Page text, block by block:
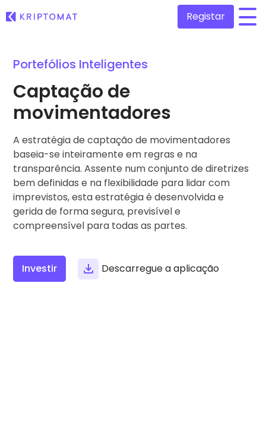
Todos os preços
Principais Ganhadores & Perdedores
Procure oportunidades de investimento
Adicionado/s Recentemente
Novos tokens adicionados à Kriptomat
E se eu comprasse 100 euros de…
...hoje valeria
Comprar e Vender Cripto
Trocar Crypto
Mais de 1000 pares à escolha
Portefólios Inteligentes
Modo inteligente de investir em cripto
Carteira da Kriptomat
Explorador de Investimentos
Encontra a tua estratégia cripto
Registar
Portefólios Inteligentes
Captação de
movimentadores
A estratégia de captação de movimentadores
baseia-se inteiramente em regras e na
transparência. Assente num conjunto de diretrizes
bem definidas e na flexibilidade para lidar com
imprevistos, esta estratégia é desenvolvida e
gerida de forma segura, previsível e
compreensível para todas as partes.
Investir Descarregue a aplicação